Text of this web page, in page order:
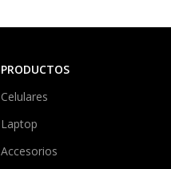
PRODUCTOS
Celulares
Laptop
Accesorios